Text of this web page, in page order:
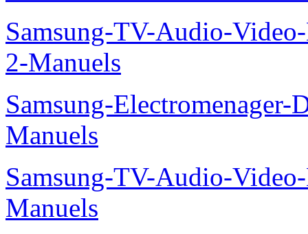
Samsung-TV-Audio-
2-Manuels
Samsung-Electromenager-
Manuels
Samsung-TV-Audio-
Manuels